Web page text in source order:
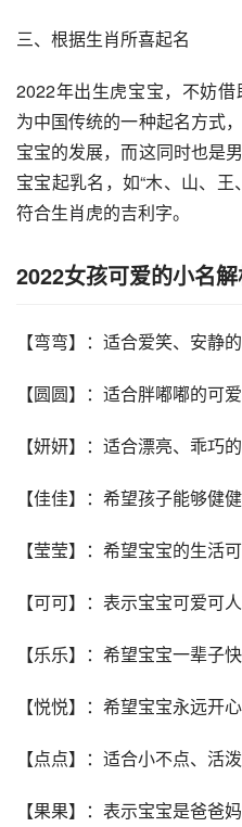
三、根据生肖所喜起名
2022年出生虎宝宝，不妨借
为中国传统的一种起名方式
宝宝的发展，而这同时也是
宝宝起乳名，如“木、山、
符合生肖虎的吉利字。
2022女孩可爱的小名
【弯弯】：适合爱笑、安静
【圆圆】：适合胖嘟嘟的可
【妍妍】：适合漂亮、乖巧
【佳佳】：希望孩子能够健
【莹莹】：希望宝宝的生活
【可可】：表示宝宝可爱可
【乐乐】：希望宝宝一辈子
【悦悦】：希望宝宝永远开
【点点】：适合小不点、活
【果果】：表示宝宝是爸爸